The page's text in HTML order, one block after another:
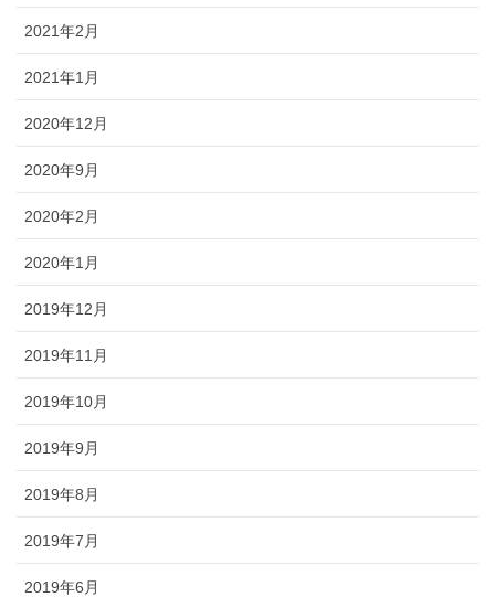
2021年2月
2021年1月
2020年12月
2020年9月
2020年2月
2020年1月
2019年12月
2019年11月
2019年10月
2019年9月
2019年8月
2019年7月
2019年6月